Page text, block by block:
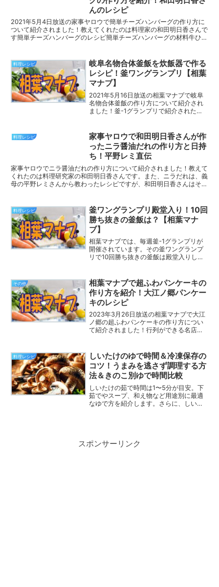
んのレシピ
2021年5月4日放送の家事ヤロウで簡単チーズハンバーグの作り方に
ついて紹介されました！教えてくれたのは料理家の和田明日香さんで
す簡単チーズハンバーグのレシピ簡単チーズハンバーグの材料牛ひき
料理レシピ
岐阜名物合体釜飯を炊飯器で作る
レシピ！釜ワングランプリ【相葉
マナブ】
2021年5月16日放送の相葉マナブで岐阜
名物合体釜飯の作り方について紹介され
ました！釜-1グランプリで紹介された岐
11連勝しました。岐阜名物合体釜飯のレ
シピ岐阜名物合...
料理レシピ
家事ヤロウで和田明日香さんが作
ったニラ醤油だれの作り方と日持
ち！平野レミ直伝
家事ヤロウでニラ醤油だれの作り方について紹介されました！教えて
くれたのは料理研究家の和田明日香さんです。また、ニラだれは、義
母の平野レミさんから教わったレシピですが、和田明日香さんはその
料理レシピ
釜ワングランプリ殿堂入り！10回
勝ち抜きの釜飯は？【相葉マナ
ブ】
相葉マナブでは、毎週釜-1グランプリが
開催されています。その釜ワングランプ
リで10回勝ち抜きの釜飯は殿堂入りしま
の殿堂入りした釜飯を作ってみましょ
う！！相葉マナブでも...
その他
相葉マナブで超ふわパンケーキの
作り方を紹介！大江ノ郷パンケー
キのレシピ
2023年3月26日放送の相葉マナブで大江
ノ郷の超ふわパンケーキの作り方につい
て紹介されました！行列ができる名店の
ふわパンケーキを再現してみます。大江
ノ郷の超ふわパンケ...
料理レシピ
しいたけのゆで時間＆冷凍保存の
コツ！うまみを逃さず調理する方
法＆きのこ別ゆで時間比較
しいたけの茹で時間は1〜5分が目安。下
茹でやスープ、和え物など用途別に最適
なゆで方を紹介します。さらに、しいた
スポンサーリンク